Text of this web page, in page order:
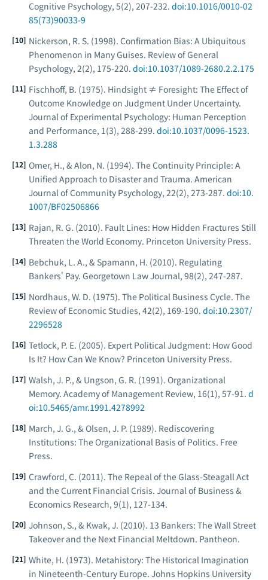
Cognitive Psychology, 5(2), 207-232. doi:10.1016/0010-02
85(73)90033-9
Nickerson, R. S. (1998). Confirmation Bias: A Ubiquitous
Phenomenon in Many Guises. Review of General
Psychology, 2(2), 175-220. doi:10.1037/1089-2680.2.2.175
Fischhoff, B. (1975). Hindsight ≠ Foresight: The Effect of
Outcome Knowledge on Judgment Under Uncertainty.
Journal of Experimental Psychology: Human Perception
and Performance, 1(3), 288-299. doi:10.1037/0096-1523.
1.3.288
Omer, H., & Alon, N. (1994). The Continuity Principle: A
Unified Approach to Disaster and Trauma. American
Journal of Community Psychology, 22(2), 273-287. doi:10.
1007/BF02506866
Rajan, R. G. (2010). Fault Lines: How Hidden Fractures Still
Threaten the World Economy. Princeton University Press.
Bebchuk, L. A., & Spamann, H. (2010). Regulating
Bankers' Pay. Georgetown Law Journal, 98(2), 247-287.
Nordhaus, W. D. (1975). The Political Business Cycle. The
Review of Economic Studies, 42(2), 169-190. doi:10.2307/
2296528
Tetlock, P. E. (2005). Expert Political Judgment: How Good
Is It? How Can We Know? Princeton University Press.
Walsh, J. P., & Ungson, G. R. (1991). Organizational
Memory. Academy of Management Review, 16(1), 57-91. d
oi:10.5465/amr.1991.4278992
March, J. G., & Olsen, J. P. (1989). Rediscovering
Institutions: The Organizational Basis of Politics. Free
Press.
Crawford, C. (2011). The Repeal of the Glass-Steagall Act
and the Current Financial Crisis. Journal of Business &
Economics Research, 9(1), 127-134.
Johnson, S., & Kwak, J. (2010). 13 Bankers: The Wall Street
Takeover and the Next Financial Meltdown. Pantheon.
White, H. (1973). Metahistory: The Historical Imagination
in Nineteenth-Century Europe. Johns Hopkins University